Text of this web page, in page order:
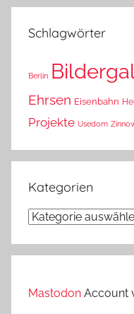
das?
Schlagwörter
Berlin
Ehrsen Eisenbahn
Projekte Usedom
Kategorien
Kategorien
Mastodon Account